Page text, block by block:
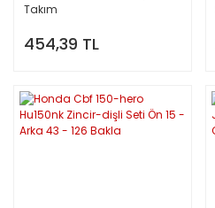
Takım
454,39 TL